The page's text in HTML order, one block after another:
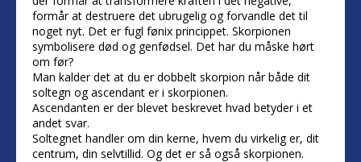
formår at destruere det ubrugelig og forvandle det til
noget nyt. Det er fugl fønix princippet. Skorpionen
symbolisere død og genfødsel. Det har du måske hørt
om før?
Man kalder det at du er dobbelt skorpion når både dit
soltegn og ascendant er i skorpionen.
Ascendanten er der blevet beskrevet hvad betyder i et
andet svar.
Soltegnet handler om din kerne, hvem du virkelig er, dit
centrum, din selvtillid. Og det er så også skorpionen.